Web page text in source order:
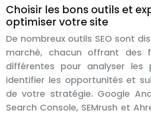
Choisir les bons outils et
optimiser votre site
De nombreux outils SEO sont
marché, chacun offrant des
différentes pour analyser les
identifier les opportunités et
de votre stratégie. Google
Search Console, SEMrush et